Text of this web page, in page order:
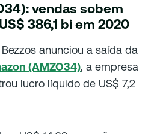
vendas sobem
386,1 bi em 2020
anunciou a saída da
(AMZO34), a empresa
lucro líquido de US$ 7,2